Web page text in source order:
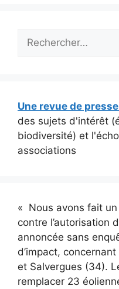
Une revue de
des sujets d'intérêt
biodiversité) et
associations
« Nous avons fait
contre l’autorisation
annoncée sans
d’impact,
et Salvergues (34).
remplacer 23